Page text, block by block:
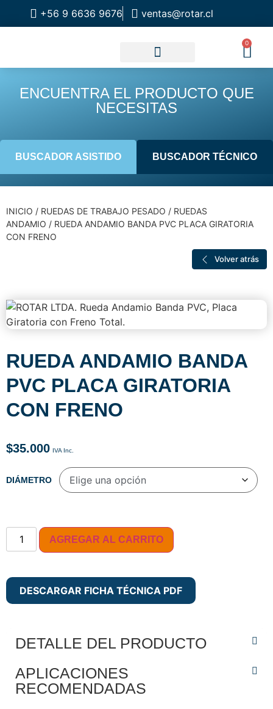
+56 9 6636 9676 ventas@rotar.cl
0
ENCUENTRA EL PRODUCTO QUE
NECESITAS
BUSCADOR ASISTIDO BUSCADOR TÉCNICO
INICIO / RUEDAS DE TRABAJO PESADO / RUEDAS
ANDAMIO / RUEDA ANDAMIO BANDA PVC PLACA GIRATORIA
CON FRENO
Volver atrás
RUEDA ANDAMIO BANDA
PVC PLACA GIRATORIA
CON FRENO
$35.000
DIÁMETRO
AGREGAR AL CARRITO
DESCARGAR FICHA TÉCNICA PDF
DETALLE DEL PRODUCTO
APLICACIONES
RECOMENDADAS